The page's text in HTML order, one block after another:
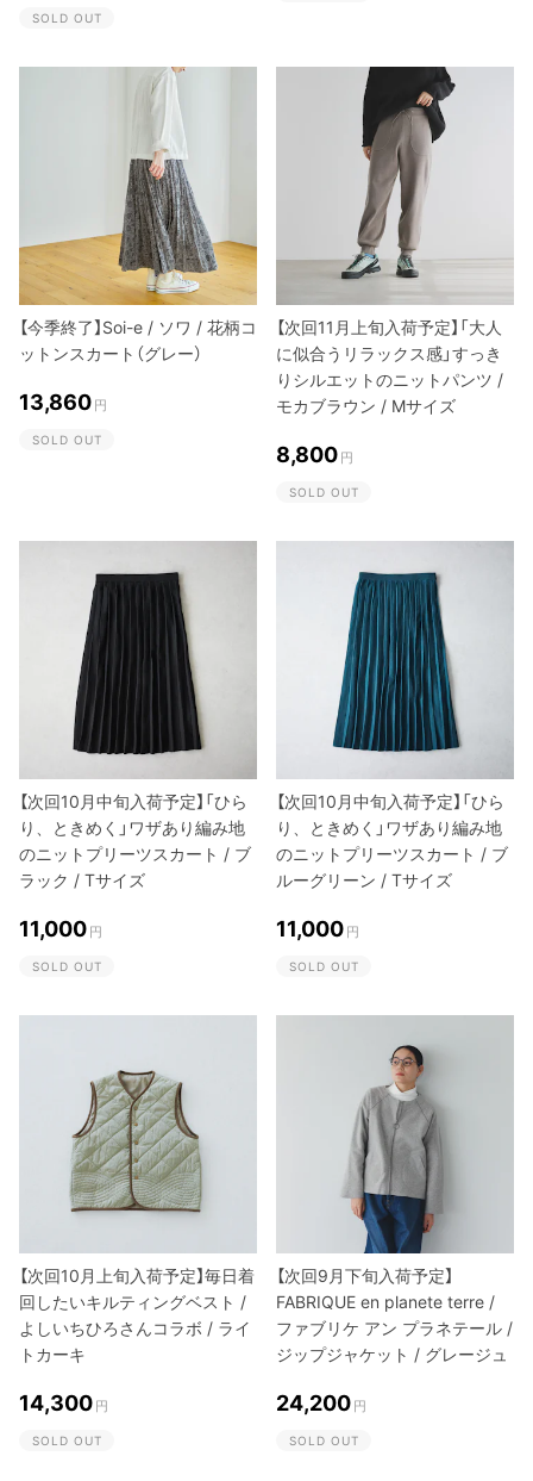
SOLD OUT
【今季終了】Soi-e / ソワ / 花柄コ
ットンスカート（グレー）
13,860 円
SOLD OUT
【次回11月上旬入荷予定】「大人
に似合うリラックス感」すっき
りシルエットのニットパンツ /
モカブラウン / Mサイズ
8,800 円
SOLD OUT
【次回10月中旬入荷予定】「ひら
り、ときめく」ワザあり編み地
のニットプリーツスカート / ブ
ラック / Tサイズ
11,000 円
SOLD OUT
【次回10月中旬入荷予定】「ひら
り、ときめく」ワザあり編み地
のニットプリーツスカート / ブ
ルーグリーン / Tサイズ
11,000 円
SOLD OUT
【次回10月上旬入荷予定】毎日着
回したいキルティングベスト /
よしいちひろさんコラボ / ライ
トカーキ
14,300 円
SOLD OUT
【次回9月下旬入荷予定】
FABRIQUE en planete terre /
ファブリケ アン プラネテール /
ジップジャケット / グレージュ
24,200 円
SOLD OUT